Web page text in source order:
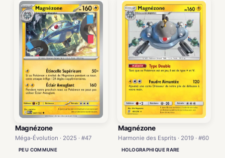
Magnézone
Méga-Évolution · 2025 · #47
PEU COMMUNE
Magnézone
Harmonie des Esprits · 2019 · #60
HOLOGRAPHIQUE RARE